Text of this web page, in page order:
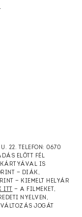
22. TELEFON: 0670
ELŐTT FÉL
KÁRTYÁVAL IS
— DIÁK,
— KIEMELT HELYÁR
ITT
— A FILMEKET,
NYELVEN,
JOGÁT